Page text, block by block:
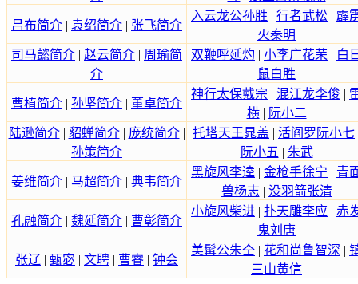
吕布简介 | 袁绍简介 | 张飞简介
入云龙公孙胜 | 行者武松 | 霹
火秦明
司马懿简介 | 赵云简介 | 周瑜简
介
双鞭呼延灼 | 小李广花荣 | 白
鼠白胜
曹植简介 | 孙坚简介 | 董卓简介
神行太保戴宗 | 混江龙李俊 |
横| 阮小二
陆逊简介| 貂蝉简介| 庞统简介|
孙策简介
托塔天王晁盖 | 活阎罗阮小七
阮小五 | 朱武
姜维简介 | 马超简介 | 典韦简介
黑旋风李逵 | 金枪手徐宁 | 青
兽杨志| 没羽箭张清
孔融简介 | 魏延简介 | 曹彰简介
小旋风柴进 | 扑天雕李应 | 赤
鬼刘唐
张辽 | 甄宓 | 文聘 | 曹睿 | 钟会
美髯公朱仝 | 花和尚鲁智深 |
三山黄信